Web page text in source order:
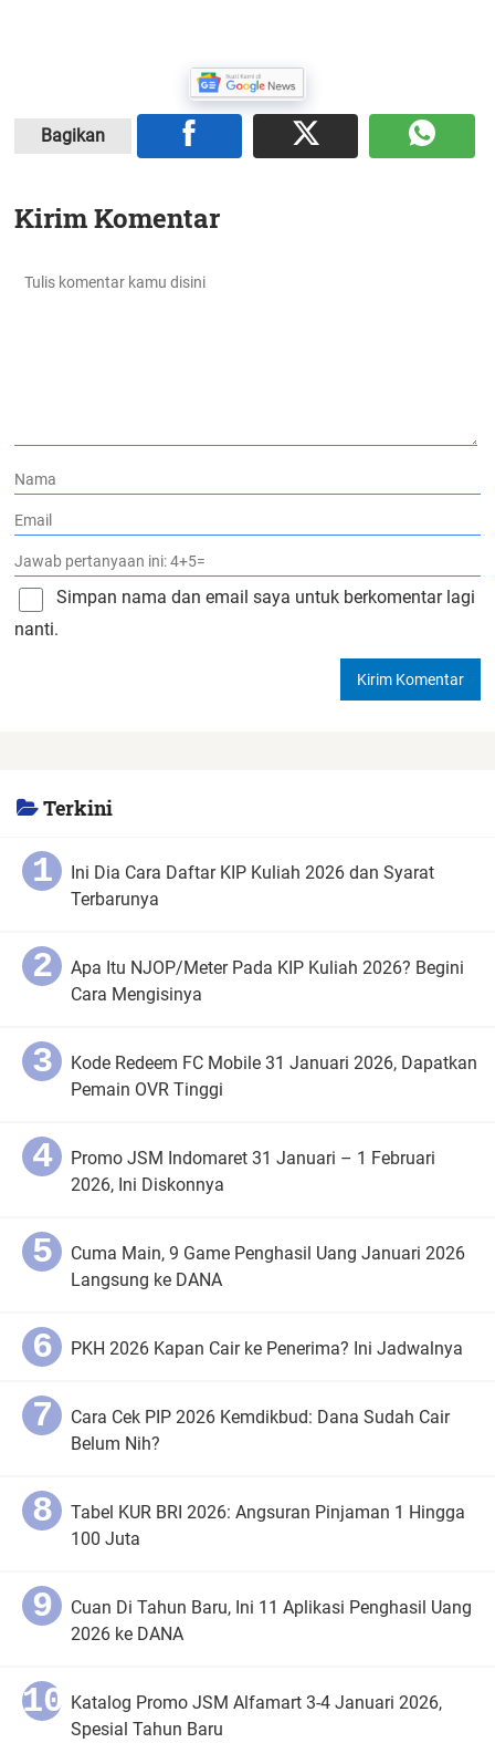
Bagikan
Kirim Komentar
Simpan nama dan email saya untuk berkomentar lagi
nanti.
Terkini
Ini Dia Cara Daftar KIP Kuliah 2026 dan Syarat
Terbarunya
Apa Itu NJOP/Meter Pada KIP Kuliah 2026? Begini
Cara Mengisinya
Kode Redeem FC Mobile 31 Januari 2026, Dapatkan
Pemain OVR Tinggi
Promo JSM Indomaret 31 Januari – 1 Februari
2026, Ini Diskonnya
Cuma Main, 9 Game Penghasil Uang Januari 2026
Langsung ke DANA
PKH 2026 Kapan Cair ke Penerima? Ini Jadwalnya
Cara Cek PIP 2026 Kemdikbud: Dana Sudah Cair
Belum Nih?
Tabel KUR BRI 2026: Angsuran Pinjaman 1 Hingga
100 Juta
Cuan Di Tahun Baru, Ini 11 Aplikasi Penghasil Uang
2026 ke DANA
Katalog Promo JSM Alfamart 3-4 Januari 2026,
Spesial Tahun Baru